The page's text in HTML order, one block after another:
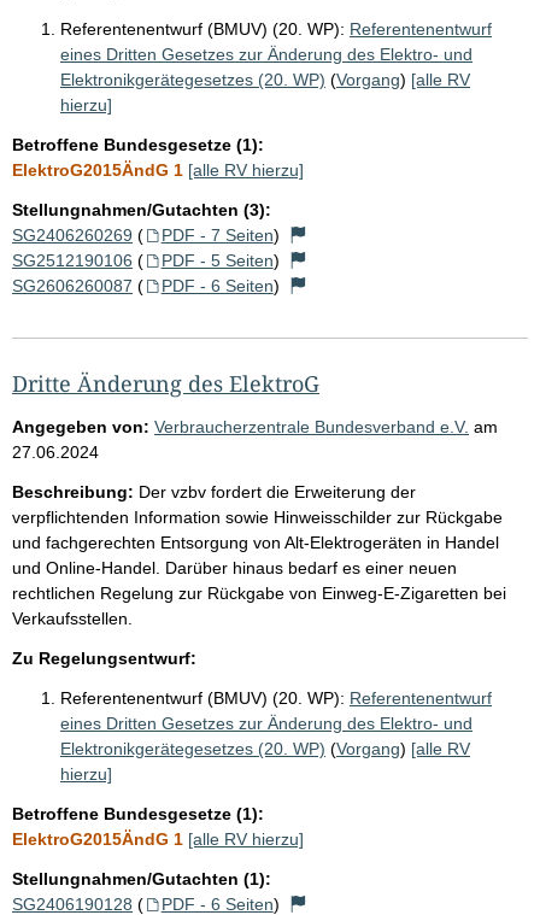
Referentenentwurf (BMUV) (20. WP): Referentenentwurf
eines Dritten Gesetzes zur Änderung des Elektro- und
Elektronikgerätegesetzes (20. WP) (Vorgang) [alle RV
hierzu]
Betroffene Bundesgesetze (1):
ElektroG2015ÄndG 1 [alle RV hierzu]
Stellungnahmen/Gutachten (3):
SG2406260269 ( PDF - 7 Seiten)
SG2512190106 ( PDF - 5 Seiten)
SG2606260087 ( PDF - 6 Seiten)
Dritte Änderung des ElektroG
Angegeben von: Verbraucherzentrale Bundesverband e.V. am
27.06.2024
Beschreibung: Der vzbv fordert die Erweiterung der
verpflichtenden Information sowie Hinweisschilder zur Rückgabe
und fachgerechten Entsorgung von Alt-Elektrogeräten in Handel
und Online-Handel. Darüber hinaus bedarf es einer neuen
rechtlichen Regelung zur Rückgabe von Einweg-E-Zigaretten bei
Verkaufsstellen.
Zu Regelungsentwurf:
Referentenentwurf (BMUV) (20. WP): Referentenentwurf
eines Dritten Gesetzes zur Änderung des Elektro- und
Elektronikgerätegesetzes (20. WP) (Vorgang) [alle RV
hierzu]
Betroffene Bundesgesetze (1):
ElektroG2015ÄndG 1 [alle RV hierzu]
Stellungnahmen/Gutachten (1):
SG2406190128 ( PDF - 6 Seiten)